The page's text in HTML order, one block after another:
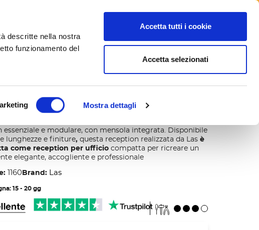
descritte nella nostra
funzionamento del
Mostra dettagli
Accetta tutti i cookie
Accetta selezionati
search Blog
singola Point
essenziale e modulare, con mensola integrata. Disponibile
lunghezze e finiture,questa reception realizzata da Lasè
come reception per ufficio compatta per ricreare un
elegante, accogliente e professionale
1160 Brand: Las
15 - 20 gg